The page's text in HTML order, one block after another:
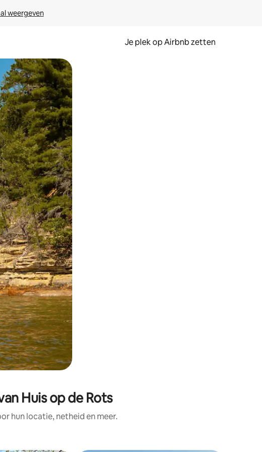
weergeven
Je plek op Airbnb zetten
te tikken of swipen.
Huis op de Rots
hun locatie, netheid en meer.